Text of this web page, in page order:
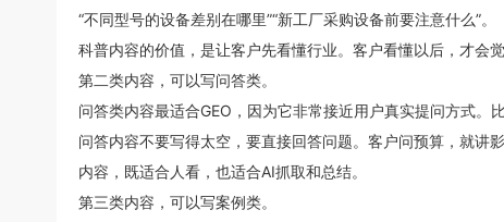
“不同型号的设备差别在哪里”“新工厂采购设备前要注意什么”。
科普内容的价值，是让客户先看懂行业。客户看懂以后，才会
第二类内容，可以写问答类。
问答类内容最适合GEO，因为它非常接近用户真实提问方式。
问答内容不要写得太空，要直接回答问题。客户问预算，就讲
内容，既适合人看，也适合AI抓取和总结。
第三类内容，可以写案例类。